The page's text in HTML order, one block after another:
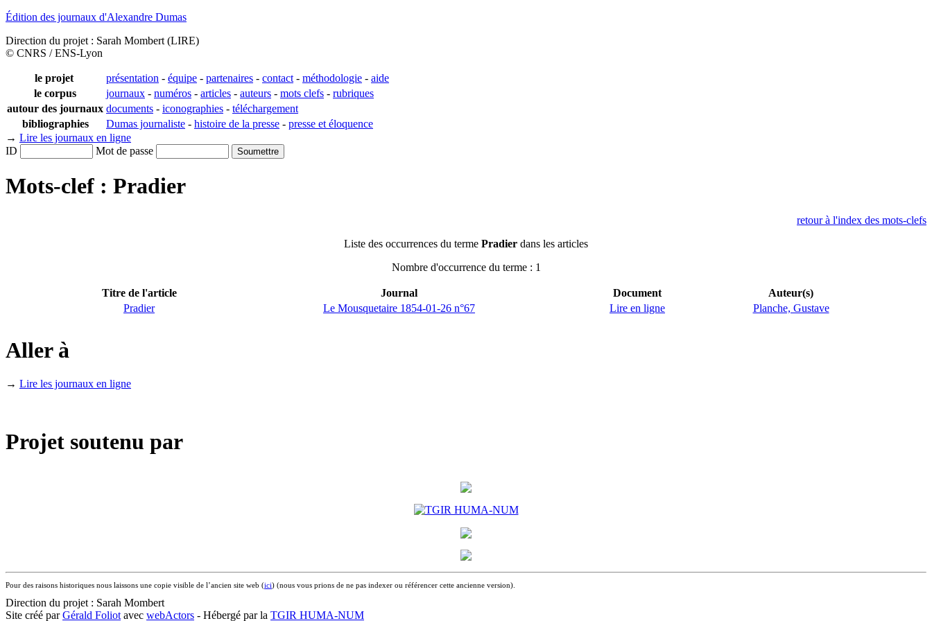
Édition des journaux d'Alexandre Dumas
Direction du projet : Sarah Mombert (LIRE)
© CNRS / ENS-Lyon
le projet présentation - équipe - partenaires - contact - méthodologie - aide
le corpus
journaux - numéros - articles - auteurs - mots clefs - rubriques
autour des journaux documents - iconographies - téléchargement
bibliographies
Dumas journaliste - histoire de la presse - presse et éloquence
→ Lire les journaux en ligne
ID
Mot de passe
Mots-clef : Pradier
retour à l'index des mots-clefs
Liste des occurrences du terme Pradier dans les articles
Nombre d'occurrence du terme : 1
Titre de l'article Journal Document
Auteur(s)
Pradier
Le Mousquetaire 1854-01-26 n°67 Lire en ligne Planche, Gustave
Aller à
→ Lire les journaux en ligne
Projet soutenu par
Pour des raisons historiques nous laissons une copie visible de l’ancien site web (ici) (nous vous prions de ne pas indexer ou référencer cette ancienne version).
Direction du projet : Sarah Mombert
Site créé parGérald Foliot avec webActors - Hébergé par la TGIR HUMA-NUM